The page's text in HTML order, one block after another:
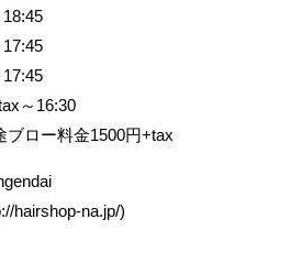
～16:30
ブロー料金1500円+tax
hairshop-na.jp/)